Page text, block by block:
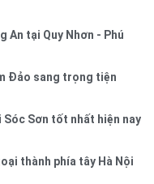
An tại Quy Nhơn - Phú
Đảo sang trọng tiện
Sơn tốt nhất hiện nay
thành phía tây Hà Nội